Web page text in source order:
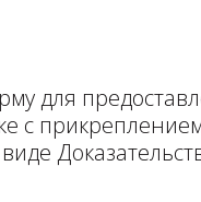
для
с